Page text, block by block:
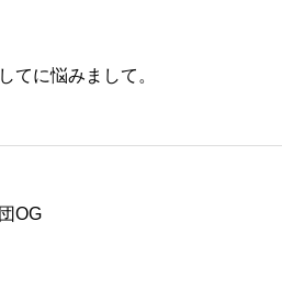
てに悩みまして。
OG